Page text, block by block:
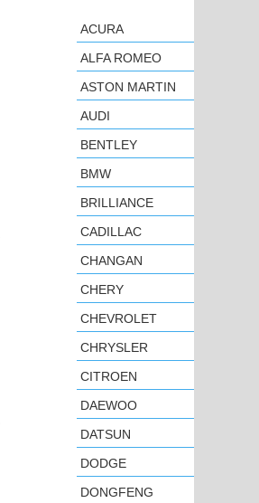
ACURA
ALFA ROMEO
ASTON MARTIN
AUDI
BENTLEY
BMW
BRILLIANCE
CADILLAC
CHANGAN
CHERY
CHEVROLET
CHRYSLER
CITROEN
DAEWOO
DATSUN
DODGE
DONGFENG